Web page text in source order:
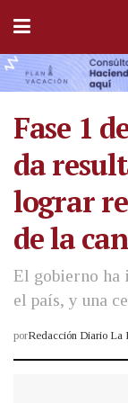
Fase 1
da
lograr
de la
El gobierno ha
el país, y una
porRedacción Diario La